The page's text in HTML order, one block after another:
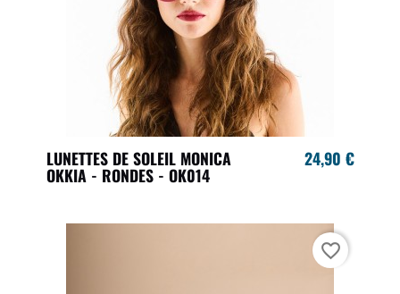
LUNETTES DE SOLEIL MONICA
OKKIA - RONDES - OK014
24,90 €
favorite_border